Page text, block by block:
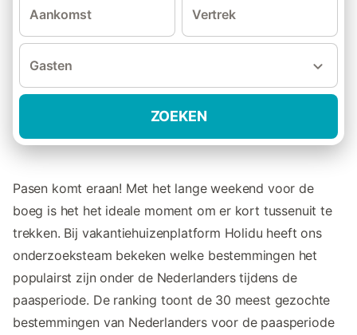
Aankomst Vertrek
Gasten
ZOEKEN
Pasen komt eraan! Met het lange weekend voor de
boeg is het het ideale moment om er kort tussenuit te
trekken. Bij vakantiehuizenplatform Holidu heeft ons
onderzoeksteam bekeken welke bestemmingen het
populairst zijn onder de Nederlanders tijdens de
paasperiode. De ranking toont de 30 meest gezochte
bestemmingen van Nederlanders voor de paasperiode